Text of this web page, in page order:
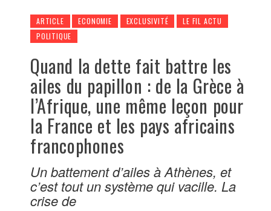
ARTICLE ECONOMIE EXCLUSIVITÉ
LE FIL ACTU
POLITIQUE
Quand la dette fait battre les
ailes du papillon : de la Grèce à
l’Afrique, une même leçon pour
la France et les pays africains
francophones
Un battement d’ailes à Athènes, et
c’est tout un système qui vacille. La
crise de